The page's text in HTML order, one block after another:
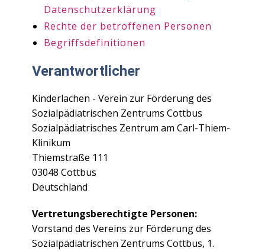
Datenschutzerklärung
Rechte der betroffenen Personen
Begriffsdefinitionen
Verantwortlicher
Kinderlachen - Verein zur Förderung des
Sozialpädiatrischen Zentrums Cottbus
Sozialpädiatrisches Zentrum am Carl-Thiem-
Klinikum
Thiemstraße 111
03048 Cottbus
Deutschland
Vertretungsberechtigte Personen:
Vorstand des Vereins zur Förderung des
Sozialpädiatrischen Zentrums Cottbus, 1.